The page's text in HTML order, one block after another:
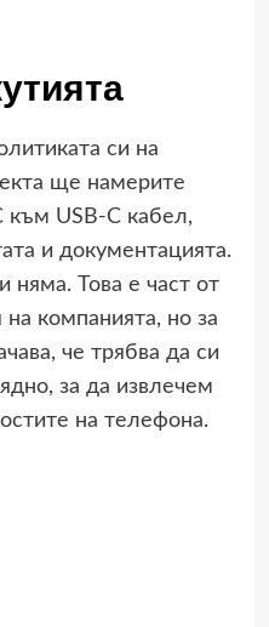
си на
ще намерите
към USB-C кабел,
и документацията.
няма. Това е част от
на компанията, но за
че трябва да си
за да извлечем
на телефона.